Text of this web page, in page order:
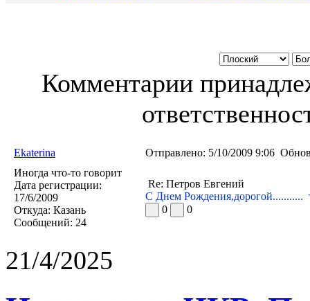
Комментарии
Ekaterina Отправлено: 5/10/2009 9:06
Иногда что-то говорит
Дата регистрации:
17/6/2009
Откуда: Казань
Сообщений: 24
Re: Петров Евгений
С Днем Рождения,дорогой...........
0
0
21/4/2025